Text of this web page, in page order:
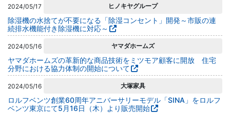
2024/05/17 ヒノキヤグループ
除湿機の水捨てが不要になる「除湿コンセント」開発～市販の連
続排水機能付き除湿機に対応～
2024/05/16 ヤマダホームズ
ヤマダホームズの革新的な商品技術をミツモア顧客に開放 住宅
分野における協力体制の開始について
2024/05/16 大塚家具
ロルフベンツ創業60周年アニバーサリーモデル「SINA」をロルフ
ベンツ東京にて5月16日（木）より販売開始